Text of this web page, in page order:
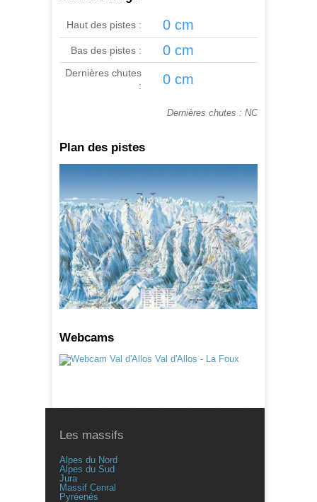
Haut des pistes : 0 cm
Bas des pistes : 0 cm
Dernières chutes
:
0 cm
Dernières chutes : NC
Plan des pistes
Webcams
Les massifs
Alpes du Nord
Alpes du Sud
Jura
Massif Cenral
Pyréenés